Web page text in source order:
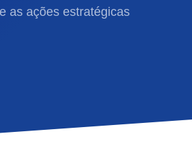
as ações estratégicas